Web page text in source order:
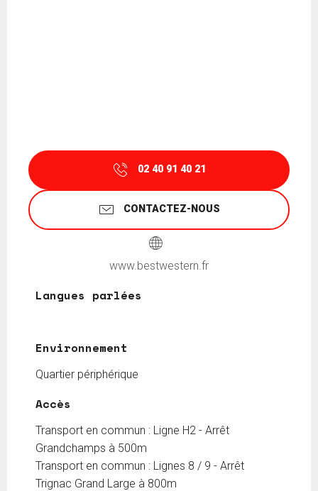
02 40 91 40 21
CONTACTEZ-NOUS
www.bestwestern.fr
Langues parlées
Langues parlées
Environnement
Environnement
Quartier périphérique
Accès
Accès
Transport en commun : Ligne H2 - Arrêt
Grandchamps à 500m
Transport en commun : Lignes 8 / 9 - Arrêt
Trignac Grand Large à 800m